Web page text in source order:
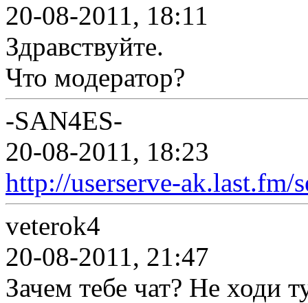
20-08-2011, 18:11
Здравствуйте.
Что модератор?
-SAN4ES-
20-08-2011, 18:23
http://userserve-ak.last.fm/
veterok4
20-08-2011, 21:47
Зачем тебе чат? Не ходи